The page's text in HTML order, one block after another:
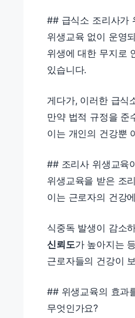
## 급식소 조리사가
위생교육 없이 운영
위생에 대한 무지로
있습니다.
게다가, 이러한 급식
만약 법적 규정을 준
이는 개인의 건강뿐
## 조리사 위생교육
위생교육을 받은 조
이는 근로자의 건강
식중독 발생이 감소
신뢰도가 높아지는
근로자들의 건강이
## 위생교육의 효과
무엇인가요?